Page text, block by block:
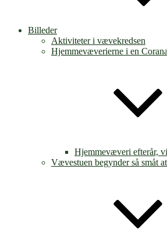
Billeder
Aktiviteter i vævekredsen
Hjemmevæverierne i en
Hjemmevæveri efterår,
Vævestuen begynder så småt